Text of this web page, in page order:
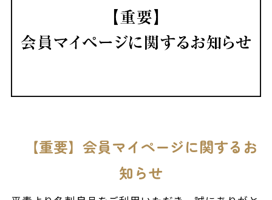
【重要】会員マイページに関するお
知らせ